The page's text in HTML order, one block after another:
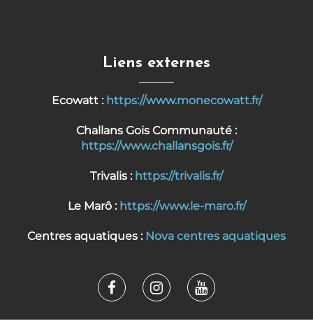
Liens externes
Ecowatt : https://www.monecowatt.fr/
Challans Gois Communauté :
https://www.challansgois.fr/
Trivalis : https://trivalis.fr/
Le Marô : https://www.le-maro.fr/
Centres aquatiques : Nova centres aquatiques
Lien
vers
Lien
vers
Lien
vers